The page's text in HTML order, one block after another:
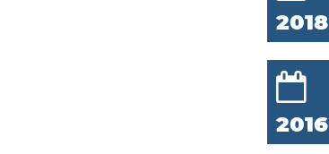
2018
2016